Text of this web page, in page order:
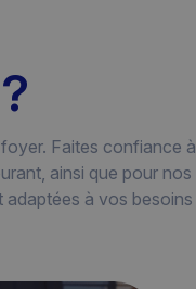
Faites confiance à
ainsi que pour nos
à vos besoins